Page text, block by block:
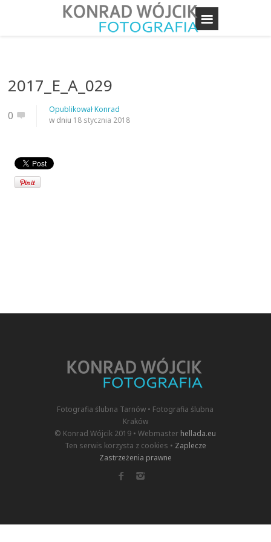
2017_E_A_029
0 OpublikowałKonrad
w dniu 18 stycznia 2018
Fotografia ślubna Tarnów • Fotografia ślubna
Kraków
© Konrad Wójcik 2019 • Webmaster hellada.eu
Ten serwis korzysta z cookies • Zaplecze
Zastrzeżenia prawne